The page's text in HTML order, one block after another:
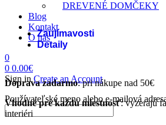
DREVENÉ DOMČEKY
Blog
Kontakt
O nás
0
0 0.00€
Sign in Create an Account
Používateľské meno alebo e-mailová
Zaujímavosti
Detaily
Doprava zadarmo: pri nákupe nad 50€
Vhodné pre každú miestnosť: vyzerajú
interiéri